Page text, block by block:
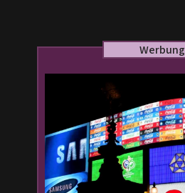
Werbung